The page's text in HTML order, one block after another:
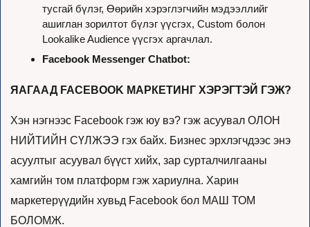
тусгай бүлэг, Өөрийн хэрэглэгчийн мэдээллийг
ашиглан зорилтот бүлэг үүсгэх, Custom болон
Lookalike Audience үүсгэх аргачлал.
Facebook Messenger Chatbot:
ЯАГААД FACEBOOK МАРКЕТИНГ ХЭРЭГТЭЙ ГЭЖ?
Хэн нэгнээс Facebook гэж юу вэ? гэж асуувал ОЛОН
НИЙТИЙН СҮЛЖЭЭ гэх байх. Бизнес эрхлэгчдээс энэ
асуултыг асуувал бүүст хийх, зар сурталчилгааны
хамгийн том платформ гэж хариулна. Харин
маркетерүүдийн хувьд Facebook бол МАШ ТОМ
БОЛОМЖ.